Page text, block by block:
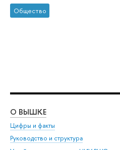
Общество
О ВЫШКЕ
Цифры и факты
Руководство и структура